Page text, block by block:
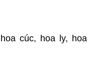
cúc, hoa ly, hoa